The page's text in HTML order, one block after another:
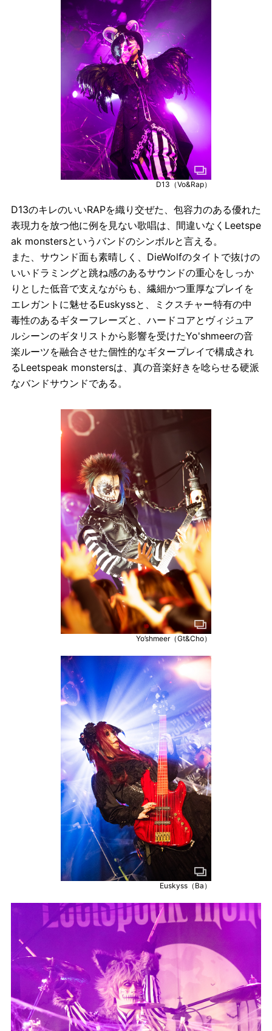
D13（Vo&Rap）
D13のキレのいいRAPを織り交ぜた、包容力のある優れた
表現力を放つ他に例を見ない歌唱は、間違いなくLeetspe
ak monstersというバンドのシンボルと言える。
また、サウンド面も素晴しく、DieWolfのタイトで抜けの
いいドラミングと跳ね感のあるサウンドの重心をしっか
りとした低音で支えながらも、繊細かつ重厚なプレイを
エレガントに魅せるEuskyssと、ミクスチャー特有の中
毒性のあるギターフレーズと、ハードコアとヴィジュア
ルシーンのギタリストから影響を受けたYo'shmeerの音
楽ルーツを融合させた個性的なギタープレイで構成され
るLeetspeak monstersは、真の音楽好きを唸らせる硬派
なバンドサウンドである。
Yo’shmeer（Gt&Cho）
Euskyss（Ba）